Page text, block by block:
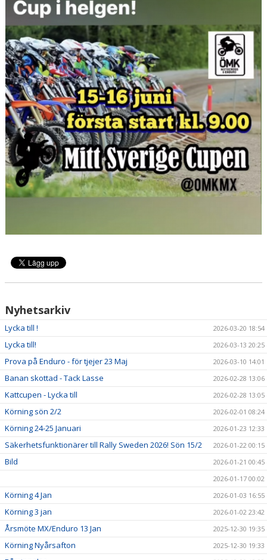
Nyhetsarkiv
Lycka till ! 2026-03-20 18:54
Lycka till! 2026-03-13 20:25
Prova på Enduro - för tjejer 23 Maj 2026-03-10 14:01
Banan skottad - Tack Lasse 2026-02-28 13:06
Kattcupen - Lycka till 2026-02-28 13:05
Körning sön 2/2 2026-02-01 08:24
Körning 24-25 Januari 2026-01-23 12:33
Säkerhetsfunktionärer till Rally Sweden 2026! Sön 15/2 2026-01-22 00:15
Bild
2026-01-21 00:45
2026-01-17 00:02
Körning 4 Jan 2026-01-03 16:55
Körning 3 jan 2026-01-02 23:42
Årsmöte MX/Enduro 13 Jan 2025-12-30 19:35
Körning Nyårsafton 2025-12-30 19:33